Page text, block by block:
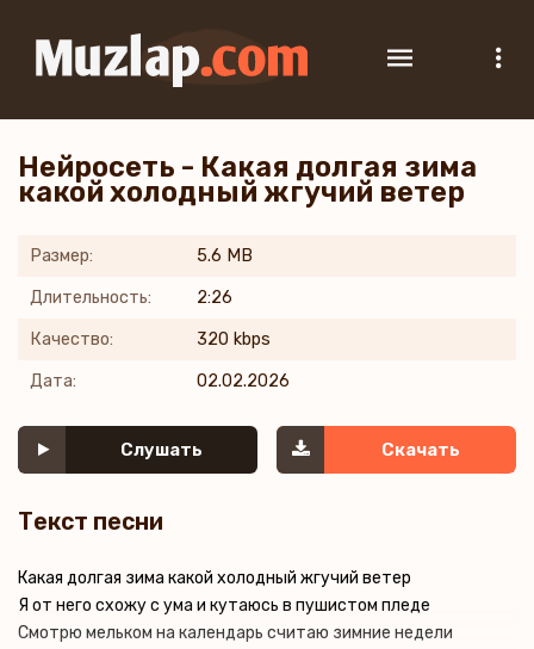
Нейросеть - Какая долгая зима
какой холодный жгучий ветер
Размер: 5.6 MB
Длительность: 2:26
Качество: 320 kbps
Дата: 02.02.2026
Слушать Скачать
Текст песни
Какая долгая зима какой холодный жгучий ветер
Я от него схожу с ума и кутаюсь в пушистом пледе
Смотрю мельком на календарь считаю зимние недели